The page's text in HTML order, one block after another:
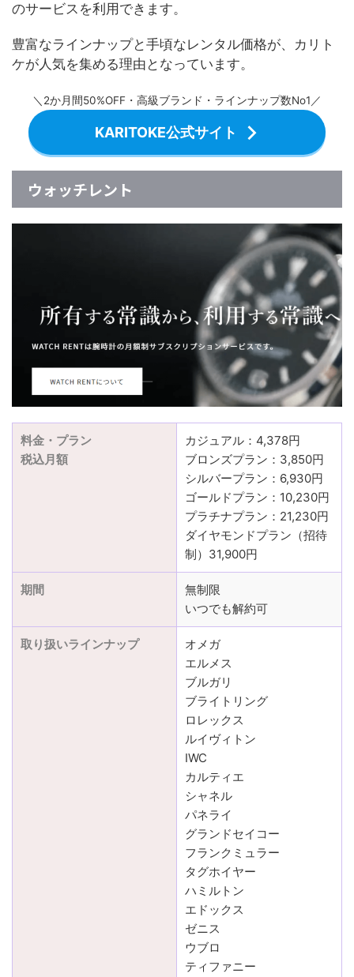
のサービスを利用できます。
豊富なラインナップと手頃なレンタル価格が、カリト
ケが人気を集める理由となっています。
＼2か月間50%OFF・高級ブランド・ラインナップ数No1／
KARITOKE公式サイト
ウォッチレント
料金・プラン
税込月額
カジュアル：4,378円
ブロンズプラン：3,850円
シルバープラン：6,930円
ゴールドプラン：10,230円
プラチナプラン：21,230円
ダイヤモンドプラン（招待
制）31,900円
期間
無制限
いつでも解約可
取り扱いラインナップ
オメガ
エルメス
ブルガリ
ブライトリング
ロレックス
ルイヴィトン
IWC
カルティエ
シャネル
パネライ
グランドセイコー
フランクミュラー
タグホイヤー
ハミルトン
エドックス
ゼニス
ウブロ
ティファニー